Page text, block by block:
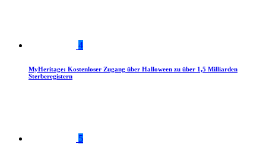
4
MyHeritage: Kostenloser Zugang über Halloween zu über 1,5 Milliarden
Sterberegistern
5